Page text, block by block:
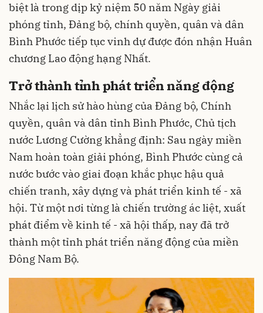
biệt là trong dịp kỷ niệm 50 năm Ngày giải
phóng tỉnh, Đảng bộ, chính quyền, quân và dân
Bình Phước tiếp tục vinh dự được đón nhận Huân
chương Lao động hạng Nhất.
Trở thành tỉnh phát triển năng động
Nhắc lại lịch sử hào hùng của Đảng bộ, Chính
quyền, quân và dân tỉnh Bình Phước, Chủ tịch
nước Lương Cường khẳng định: Sau ngày miền
Nam hoàn toàn giải phóng, Bình Phước cùng cả
nước bước vào giai đoạn khắc phục hậu quả
chiến tranh, xây dựng và phát triển kinh tế - xã
hội. Từ một nơi từng là chiến trường ác liệt, xuất
phát điểm về kinh tế - xã hội thấp, nay đã trở
thành một tỉnh phát triển năng động của miền
Đông Nam Bộ.